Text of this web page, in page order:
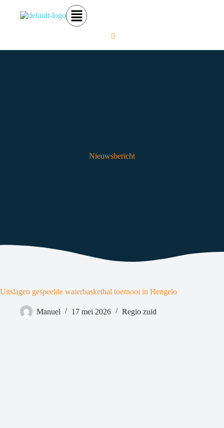
Nieuwsbericht
Uitslagen gespeelde waterbasketbal toernooi in Hengelo
Manuel 17 mei 2026 Regio zuid